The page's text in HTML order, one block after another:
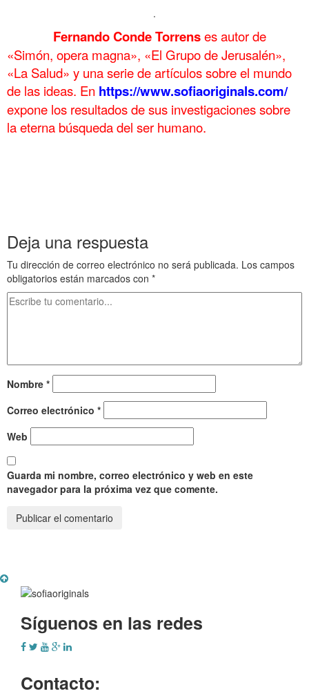
.
Fernando Conde Torrenses autor de
«Simón, opera magna», «El Grupo de Jerusalén»,
«La Salud» y una serie de artículos sobre el mundo
de las ideas. En https://www.sofiaoriginals.com/
expone los resultados de sus investigaciones sobre
la eterna búsqueda del ser humano.
Deja una respuesta
Tu dirección de correo electrónico no será publicada. Los campos
obligatorios están marcados con *
Nombre *
Correo electrónico *
Web
Guarda mi nombre, correo electrónico y web en este
navegador para la próxima vez que comente.
Síguenos en las redes
Contacto: